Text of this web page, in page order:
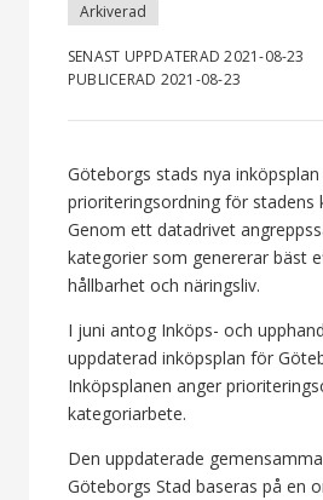
Arkiverad
SENAST UPPDATERAD 2021-08-23
PUBLICERAD 2021-08-23
Göteborgs stads nya inköpsplan
prioriteringsordning för stadens
Genom ett datadrivet
kategorier som genererar bäst
hållbarhet och näringsliv.
I juni antog Inköps- och
uppdaterad inköpsplan för
Inköpsplanen anger
kategoriarbete.
Den uppdaterade
Göteborgs Stad baseras på en